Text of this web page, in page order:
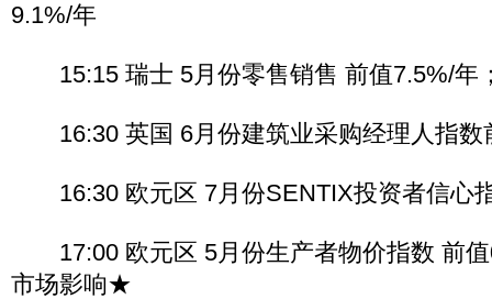
9.1%/年
15:15 瑞士 5月份零售销售 前值7.5%/年
16:30 英国 6月份建筑业采购经理人指数
16:30 欧元区 7月份SENTIX投资者信心
17:00 欧元区 5月份生产者物价指数 前值
市场影响★